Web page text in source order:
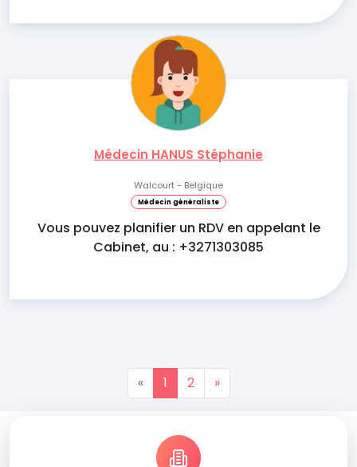
Médecin HANUS Stéphanie
Walcourt - Belgique
Médecin généraliste
Vous pouvez planifier un RDV en appelant le
Cabinet, au : +3271303085
« 1 2 »